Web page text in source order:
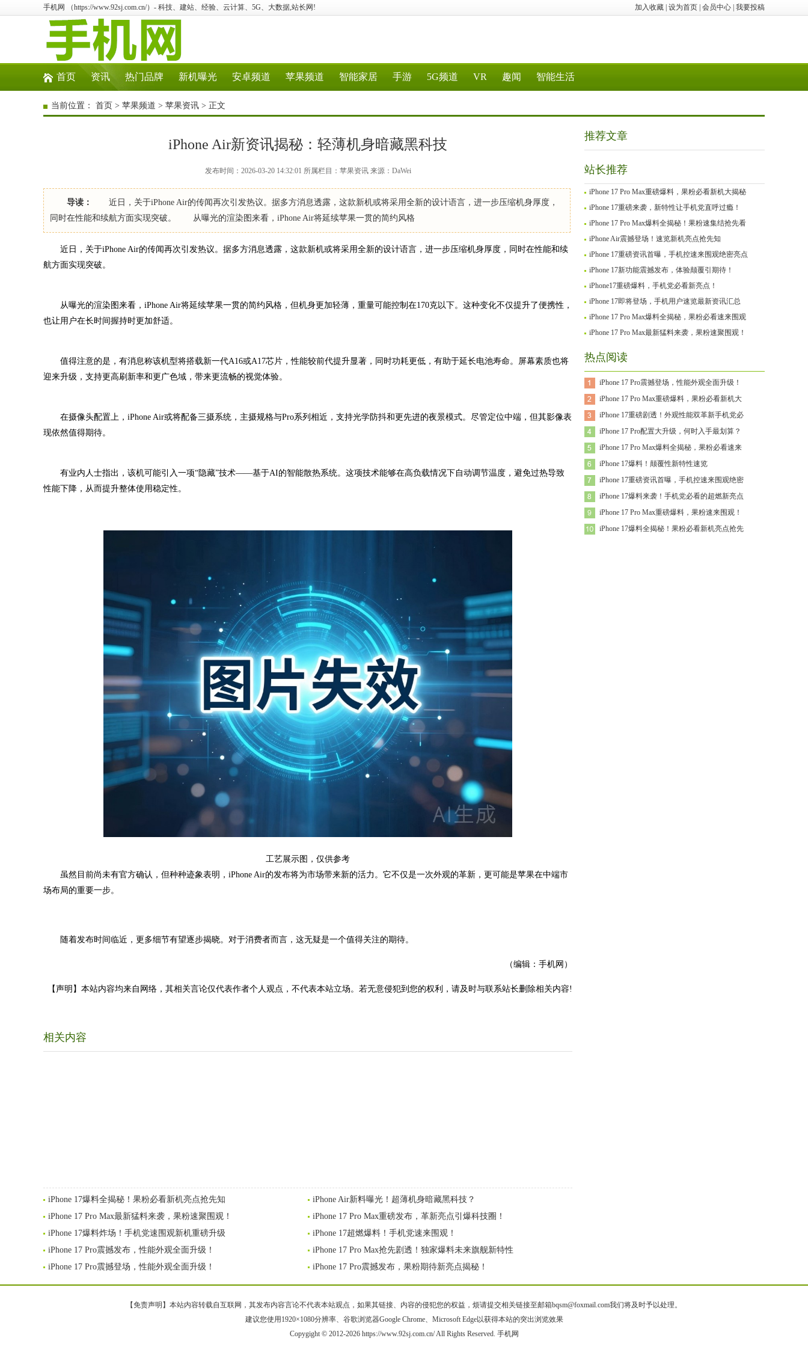
加入收藏 设为首页 会员中心 我要投稿
手机网 （https://www.92sj.com.cn/）- 科技、建站、经验、云计算、5G、大数据,站长网!
首页 资讯 热门品牌 新机曝光 安卓频道 苹果频道 智能家居 手游 5G频道 VR 趣闻 智能生活
当前位置： 首页 > 苹果频道 > 苹果资讯 > 正文
iPhone Air新资讯揭秘：轻薄机身暗藏黑科技
发布时间：2026-03-20 14:32:01 所属栏目：苹果资讯 来源：DaWei
导读：
近日，关于iPhone Air的传闻再次引发热议。据多方消息透露，这款新机或将采用全新的设计语言，进一步压缩机身厚度，
同时在性能和续航方面实现突破。 从曝光的渲染图来看，iPhone Air将延续苹果一贯的简约风格
近日，关于iPhone Air的传闻再次引发热议。据多方消息透露，这款新机或将采用全新的设计语言，进一步压缩机身厚度，同时在性能和续
航方面实现突破。
从曝光的渲染图来看，iPhone Air将延续苹果一贯的简约风格，但机身更加轻薄，重量可能控制在170克以下。这种变化不仅提升了便携性，
也让用户在长时间握持时更加舒适。
值得注意的是，有消息称该机型将搭载新一代A16或A17芯片，性能较前代提升显著，同时功耗更低，有助于延长电池寿命。屏幕素质也将
迎来升级，支持更高刷新率和更广色域，带来更流畅的视觉体验。
在摄像头配置上，iPhone Air或将配备三摄系统，主摄规格与Pro系列相近，支持光学防抖和更先进的夜景模式。尽管定位中端，但其影像表
现依然值得期待。
有业内人士指出，该机可能引入一项“隐藏”技术——基于AI的智能散热系统。这项技术能够在高负载情况下自动调节温度，避免过热导致
性能下降，从而提升整体使用稳定性。
工艺展示图，仅供参考
虽然目前尚未有官方确认，但种种迹象表明，iPhone Air的发布将为市场带来新的活力。它不仅是一次外观的革新，更可能是苹果在中端市
场布局的重要一步。
随着发布时间临近，更多细节有望逐步揭晓。对于消费者而言，这无疑是一个值得关注的期待。
（编辑：手机网）
【声明】本站内容均来自网络，其相关言论仅代表作者个人观点，不代表本站立场。若无意侵犯到您的权利，请及时与联系站长删除相关内容!
相关内容
iPhone 17爆料全揭秘！果粉必看新机亮点抢先知
iPhone Air新料曝光！超薄机身暗藏黑科技？
iPhone 17 Pro Max最新猛料来袭，果粉速聚围观！
iPhone 17 Pro Max重磅发布，革新亮点引爆科技圈！
iPhone 17爆料炸场！手机党速围观新机重磅升级
iPhone 17超燃爆料！手机党速来围观！
iPhone 17 Pro震撼发布，性能外观全面升级！
iPhone 17 Pro Max抢先剧透！独家爆料未来旗舰新特性
iPhone 17 Pro震撼登场，性能外观全面升级！
iPhone 17 Pro震撼发布，果粉期待新亮点揭秘！
推荐文章
站长推荐
iPhone 17 Pro Max重磅爆料，果粉必看新机大揭秘
iPhone 17重磅来袭，新特性让手机党直呼过瘾！
iPhone 17 Pro Max爆料全揭秘！果粉速集结抢先看
iPhone Air震撼登场！速览新机亮点抢先知
iPhone 17重磅资讯首曝，手机控速来围观绝密亮点
iPhone 17新功能震撼发布，体验颠覆引期待！
iPhone17重磅爆料，手机党必看新亮点！
iPhone 17即将登场，手机用户速览最新资讯汇总
iPhone 17 Pro Max爆料全揭秘，果粉必看速来围观
iPhone 17 Pro Max最新猛料来袭，果粉速聚围观！
热点阅读
iPhone 17 Pro震撼登场，性能外观全面升级！
iPhone 17 Pro Max重磅爆料，果粉必看新机大
iPhone 17重磅剧透！外观性能双革新手机党必
iPhone 17 Pro配置大升级，何时入手最划算？
iPhone 17 Pro Max爆料全揭秘，果粉必看速来
iPhone 17爆料！颠覆性新特性速览
iPhone 17重磅资讯首曝，手机控速来围观绝密
iPhone 17爆料来袭！手机党必看的超燃新亮点
iPhone 17 Pro Max重磅爆料，果粉速来围观！
iPhone 17爆料全揭秘！果粉必看新机亮点抢先
【免责声明】本站内容转载自互联网，其发布内容言论不代表本站观点，如果其链接、内容的侵犯您的权益，烦请提交相关链接至邮箱bqsm@foxmail.com我们将及时予以处理。
建议您使用1920×1080分辨率、谷歌浏览器Google Chrome、Microsoft Edge以获得本站的突出浏览效果
Copygight © 2012-2026 https://www.92sj.com.cn/ All Rights Reserved. 手机网